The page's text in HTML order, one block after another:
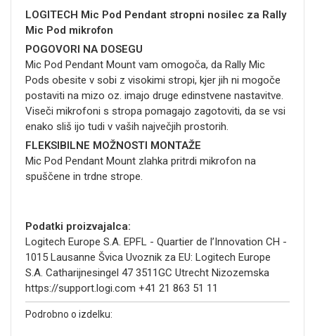
LOGITECH Mic Pod Pendant stropni nosilec za Rally
Mic Pod mikrofon
POGOVORI NA DOSEGU
Mic Pod Pendant Mount vam omogoča, da Rally Mic
Pods obesite v sobi z visokimi stropi, kjer jih ni mogoče
postaviti na mizo oz. imajo druge edinstvene nastavitve.
Viseči mikrofoni s stropa pomagajo zagotoviti, da se vsi
enako sliš ijo tudi v vaših največjih prostorih.
FLEKSIBILNE MOŽNOSTI MONTAŽE
Mic Pod Pendant Mount zlahka pritrdi mikrofon na
spuščene in trdne strope.
Podatki proizvajalca:
Logitech Europe S.A. EPFL - Quartier de l’Innovation CH -
1015 Lausanne Švica Uvoznik za EU: Logitech Europe
S.A. Catharijnesingel 47 3511GC Utrecht Nizozemska
https://support.logi.com +41 21 863 51 11
Podrobno o izdelku: